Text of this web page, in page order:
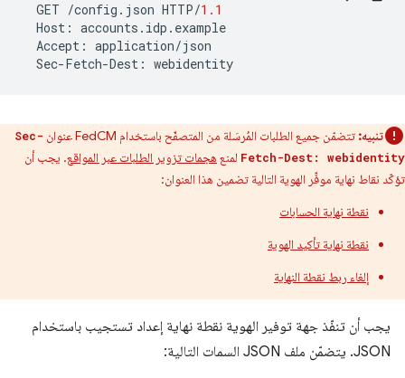
GET /config . json HTTP/1.1
Host : accounts . idp . example
Accept : application/json
Sec-Fetch-Dest : webidentity
تنبيه: تتضمّن جميع الطلبات المُرسَلة من المتصفّح باستخدام FedCM عنوان
Sec-
Fetch-Dest: webidentity لمنع هجمات تزوير الطلبات عبر المواقع. يجب أن
تؤكّد نقاط نهاية موفِّر الهوية التالية تضمين هذا العنوان:
نقطة نهاية الحسابات
نقطة نهاية تأكيد الهوية
إلغاء ربط نقطة النهاية
يجب أن تنفّذ جهة توفير الهوية نقطة نهاية إعداد تستجيب باستخدام
JSON. يتضمّن ملف JSON السمات التالية: